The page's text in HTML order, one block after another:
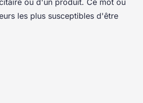
ou d'un produit. Ce mot ou
les plus susceptibles d'être